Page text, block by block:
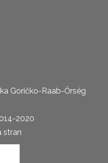
Goričko-Raab-Őrség
2020
stran